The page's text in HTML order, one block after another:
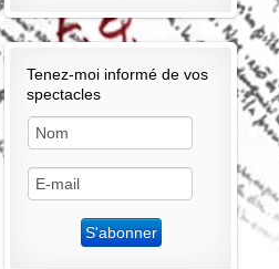
Tenez-moi informé de vos
spectacles